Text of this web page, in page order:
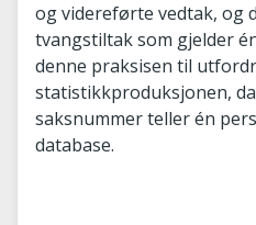
og videreførte vedtak, og
tvangstiltak som gjelder
denne praksisen til
statistikkproduksjonen,
saksnummer teller én
database.